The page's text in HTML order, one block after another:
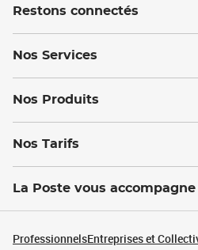
Restons connectés
Nos Services
Nos Produits
Nos Tarifs
La Poste vous accompagne
ProfessionnelsEntreprises et